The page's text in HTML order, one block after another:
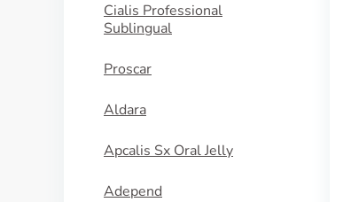
Cialis Professional
Sublingual
Proscar
Aldara
Apcalis Sx Oral Jelly
Adepend